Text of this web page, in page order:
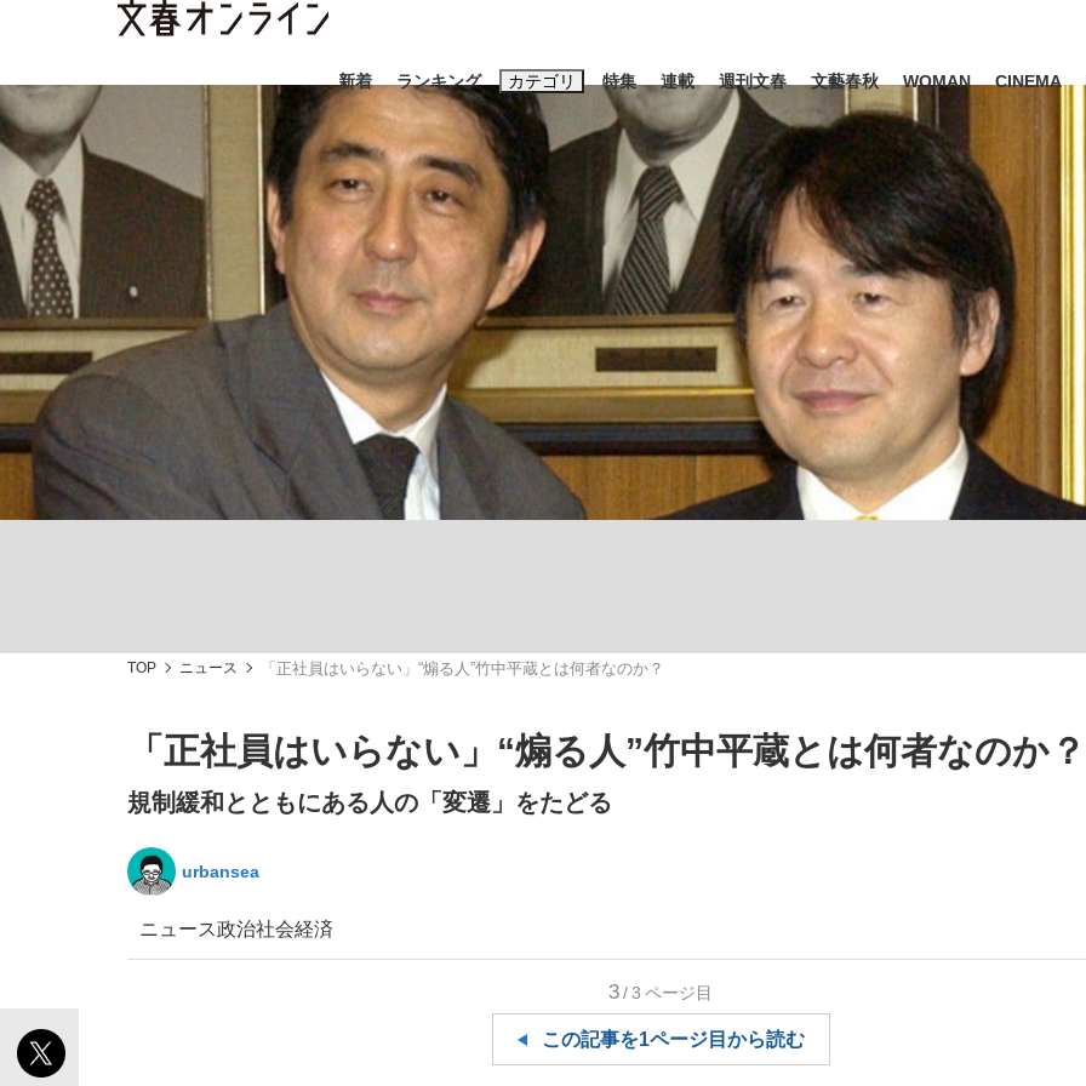
新着 ランキング カテゴリ
スクープ ニュース エンタメ ビジネス
《BTS厳戒トーキョー滞在記》RM→渋谷で飲み会、JIN→伊豆の... 「90%は失敗する。でも…
「最悪の空気のまま解散」WBC日本代表“敗戦”の真実 選手が明かす... 「敗因分析は一切聞かれな
特集
終戦から81年 日本生まれ
私のあのとき、私のいま
連載 週刊文春 文藝春秋 WOMAN CINEMA
キーワード入力
おすすめのキーワードタグ一覧
#藤田晋 #三山凌輝 #高市早苗 #後藤真希 #森岡毅 #城彰二 #内田有紀
#玉木雄一郎
#亀和田武
TOP ニュース 「正社員はいらない」“煽る人”竹中平蔵とは何者なのか？
「正社員はいらない」“煽る人”竹中平蔵とは何者なのか？
規制緩和とともにある人の「変遷」をたどる
urbansea
ニュース政治社会経済
3/3 ページ目
この記事を1ページ目から読む